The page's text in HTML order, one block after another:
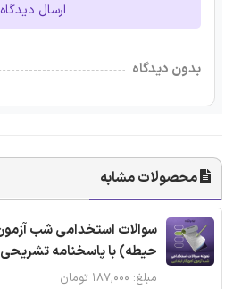
ارسال دیدگاه
بدون دیدگاه
محصولات مشابه
حیطه) با پاسخنامه تشریحی
مبلغ: ۱۸۷,۰۰۰ تومان